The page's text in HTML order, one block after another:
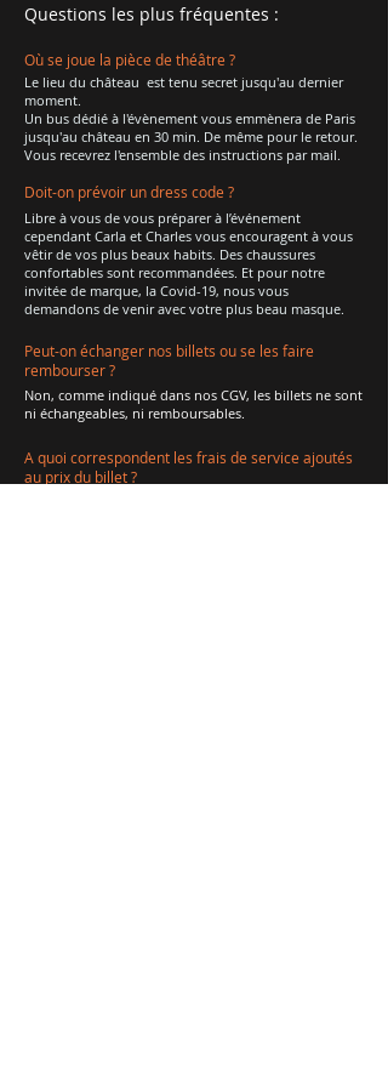
Questions les plus fréquentes :
Où se joue la pièce de théâtre ?
Le lieu du château est tenu secret jusqu'au dernier
moment.
Un bus dédié à l'évènement vous emmènera de Paris
jusqu'au château en 30 min. De même pour le retour.
Vous recevrez l'ensemble des instructions par mail.
Doit-on prévoir un dress code ?
Libre à vous de vous préparer à l’événement
cependant Carla et Charles vous encouragent à vous
vêtir de vos plus beaux habits. Des chaussures
confortables sont recommandées. Et pour notre
invitée de marque, la Covid-19, nous vous
demandons de venir avec votre plus beau masque.
Peut-on échanger nos billets ou se les faire
rembourser ?
Non, comme indiqué dans nos CGV, les billets ne sont
ni échangeables, ni remboursables.
A quoi correspondent les frais de service ajoutés
au prix du billet ?